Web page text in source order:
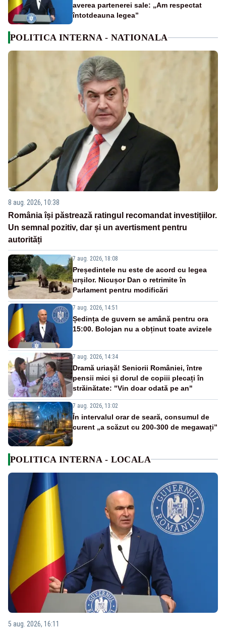
averea partenerei sale: „Am respectat
întotdeauna legea”
POLITICA INTERNA - NATIONALA
8 aug. 2026, 10:38
România își păstrează ratingul recomandat investițiilor.
Un semnal pozitiv, dar și un avertisment pentru
autorități
7 aug. 2026, 18:08
Președintele nu este de acord cu legea
urșilor. Nicușor Dan o retrimite în
Parlament pentru modificări
7 aug. 2026, 14:51
Ședința de guvern se amână pentru ora
15:00. Bolojan nu a obținut toate avizele
7 aug. 2026, 14:34
Dramă uriașă! Seniorii României, între
pensii mici și dorul de copiii plecați în
străinătate: "Vin doar odată pe an"
7 aug. 2026, 13:02
În intervalul orar de seară, consumul de
curent „a scăzut cu 200-300 de megawați”
POLITICA INTERNA - LOCALA
5 aug. 2026, 16:11